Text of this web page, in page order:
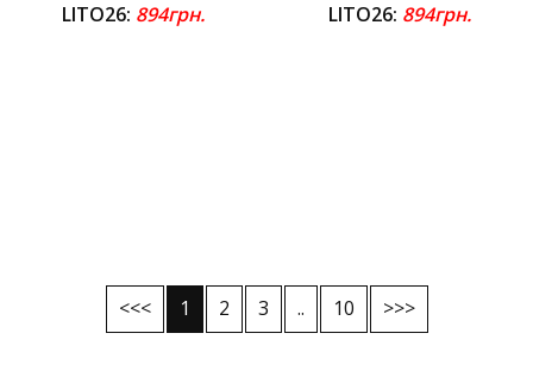
LITO26: 894грн.
LITO26: 894грн.
<<< 1 2 3 .. 10 >>>